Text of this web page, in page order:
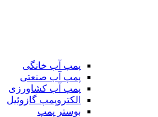
پمپ آب خانگی
پمپ آب صنعتی
پمپ آب کشاورزی
الکتروپمپ گازوئیل
بوستر پمپ